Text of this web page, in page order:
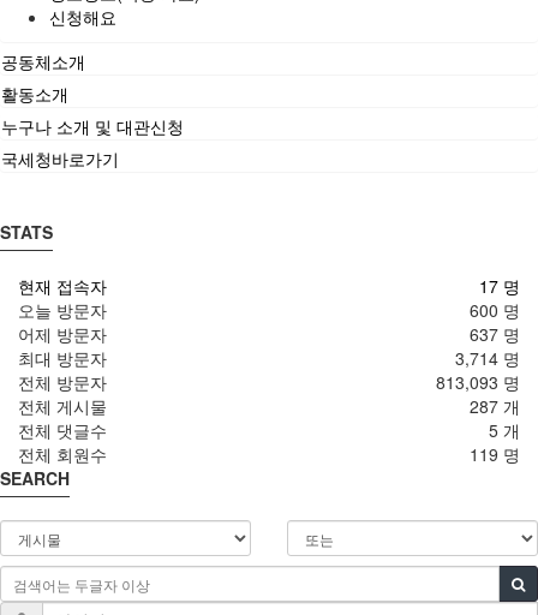
신청해요
공동체소개
활동소개
누구나 소개 및 대관신청
국세청바로가기
STATS
17 명
현재 접속자
600 명
오늘 방문자
637 명
어제 방문자
3,714 명
최대 방문자
813,093 명
전체 방문자
287 개
전체 게시물
5 개
전체 댓글수
119 명
전체 회원수
SEARCH